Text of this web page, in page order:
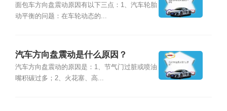
因？
面包车方向盘震动原因有以下三点：1、汽车轮胎
动平衡的问题：在车轮动态的...
汽车方向盘震动是什么原因？
汽车方向盘震动的原因是：1、节气门过脏或喷油
嘴积碳过多；2、火花塞、高...